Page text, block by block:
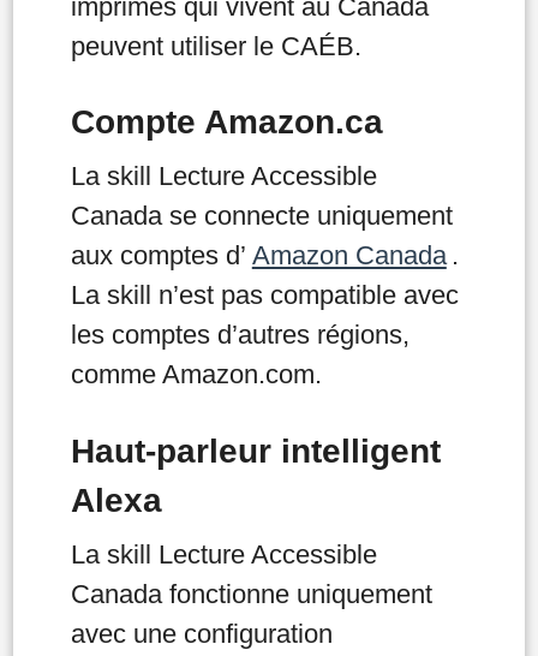
imprimés qui vivent au Canada
peuvent utiliser le CAÉB.
Compte Amazon.ca
La skill Lecture Accessible
Canada se connecte uniquement
aux comptes d’ Amazon Canada .
La skill n’est pas compatible avec
les comptes d’autres régions,
comme Amazon.com.
Haut-parleur intelligent
Alexa
La skill Lecture Accessible
Canada fonctionne uniquement
avec une configuration